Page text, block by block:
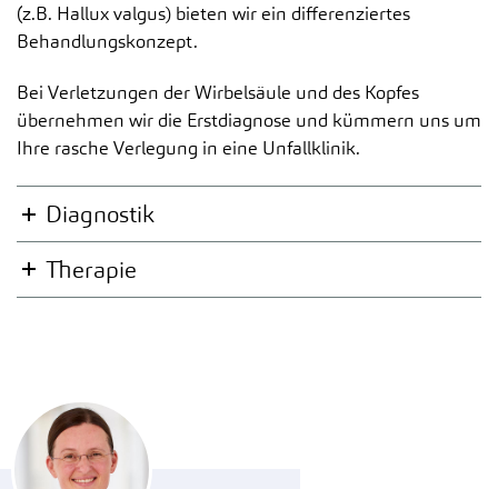
(z.B. Hallux valgus) bieten wir ein differenziertes
Behandlungskonzept.
Bei Verletzungen der Wirbelsäule und des Kopfes
übernehmen wir die Erstdiagnose und kümmern uns um
Ihre rasche Verlegung in eine Unfallklinik.
Diagnostik
Therapie